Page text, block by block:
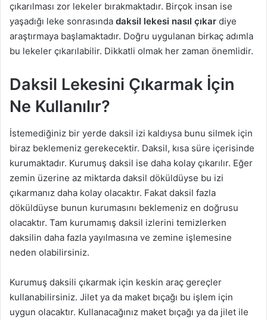
d
e
r
m
k
çıkarılması zor lekeler bırakmaktadır. Birçok insan ise
yaşadığı leke sonrasında daksil lekesi nasıl çıkar diye
araştırmaya başlamaktadır. Doğru uygulanan birkaç adımla
bu lekeler çıkarılabilir. Dikkatli olmak her zaman önemlidir.
Daksil Lekesini Çıkarmak İçin
Ne Kullanılır?
İstemediğiniz bir yerde daksil izi kaldıysa bunu silmek için
biraz beklemeniz gerekecektir. Daksil, kısa süre içerisinde
kurumaktadır. Kurumuş daksil ise daha kolay çıkarılır. Eğer
zemin üzerine az miktarda daksil döküldüyse bu izi
çıkarmanız daha kolay olacaktır. Fakat daksil fazla
döküldüyse bunun kurumasını beklemeniz en doğrusu
olacaktır. Tam kurumamış daksil izlerini temizlerken
daksilin daha fazla yayılmasına ve zemine işlemesine
neden olabilirsiniz.
Kurumuş daksili çıkarmak için keskin araç gereçler
kullanabilirsiniz. Jilet ya da maket bıçağı bu işlem için
uygun olacaktır. Kullanacağınız maket bıçağı ya da jilet ile